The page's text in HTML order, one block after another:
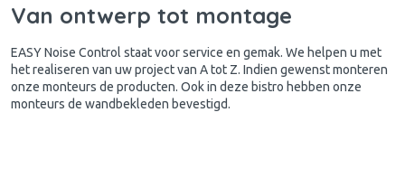
Van ontwerp tot montage
EASY Noise Control staat voor service en gemak. We helpen u met
het realiseren van uw project van A tot Z. Indien gewenst monteren
onze monteurs de producten. Ook in deze bistro hebben onze
monteurs de wandbekleden bevestigd.